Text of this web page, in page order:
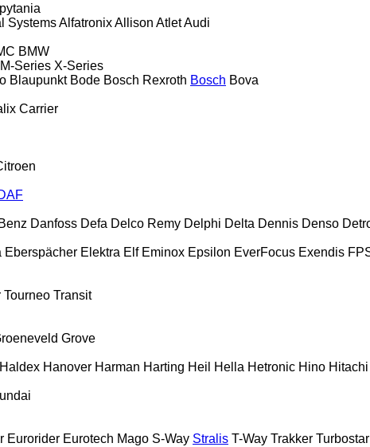
SystemsAlfatronixAllison AtletAudi
BMW
M-Series X-Series
Blaupunkt Bode Bosch Rexroth Bosch Bova
Carrier
Danfoss Defa Delco Remy Delphi Delta Dennis Denso
Eberspächer Elektra Elf Eminox Epsilon EverFocus Exendis
Tourneo Transit
Grove
Haldex Hanover Harman Harting Heil Hella Hetronic Hino Hitachi
Eurorider Eurotech Mago S-Way Stralis T-Way Trakker Turbostar